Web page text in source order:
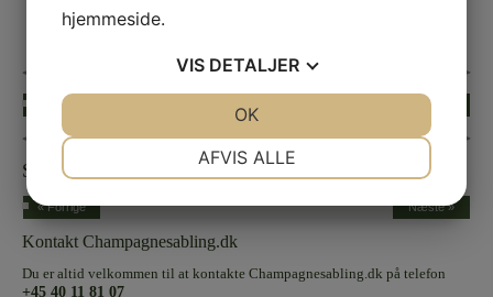
« Forrige Næste »
Sølvbryllup
« Forrige Næste »
Kontakt Champagnesabling.dk
Du er altid velkommen til at kontakte Champagnesabling.dk på telefon
+45 40 11 81 07
hjemmeside.
VIS DETALJER
AFVIS ALLE
OK